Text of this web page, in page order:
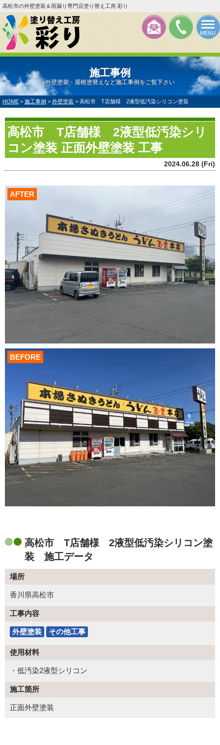
MENU
高松市の外壁塗装＆雨漏り専門店塗り替え工房 彩り
施工事例
外壁塗装・屋根塗替えなど施工事例をご覧下さい
HOME > 施工事例 > 外壁塗装 > 高松市 T店舗様 2液型低汚染シリコン塗装
高松市 T店舗様 2液型低汚染シリ
コン塗装 正面外壁塗装 工事
2024.06.28 (Fri)
AFTER
BEFORE
高松市 T店舗様 2液型低汚染シリコン塗
装 施工データ
場所
香川県高松市
工事内容
外壁塗装 その他工事
使用材料
・低汚染2液型シリコン
施工箇所
正面外壁塗装